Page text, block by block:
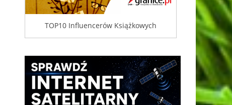
TOP10 Influencerów Książkowych